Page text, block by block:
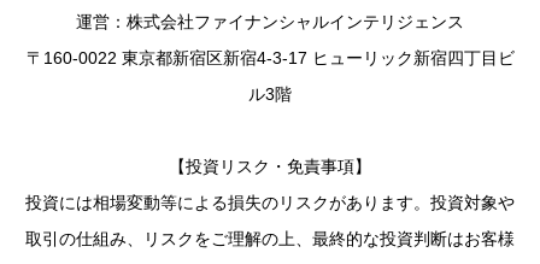
運営：株式会社ファイナンシャルインテリジェンス
〒160-0022 東京都新宿区新宿4-3-17 ヒューリック新宿四丁目ビ
ル3階
【投資リスク・免責事項】
投資には相場変動等による損失のリスクがあります。投資対象や
取引の仕組み、リスクをご理解の上、最終的な投資判断はお客様